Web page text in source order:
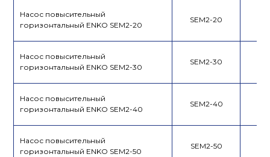
Насос повысительный
горизонтальный ENKO SEM2-20
SEM2-20
Насос повысительный
горизонтальный ENKO SEM2-30
SEM2-30
Насос повысительный
горизонтальный ENKO SEM2-40
SEM2-40
Насос повысительный
горизонтальный ENKO SEM2-50
SEM2-50